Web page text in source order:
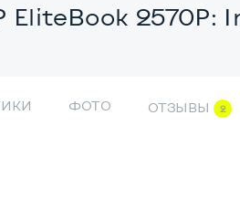
EliteBook
ФОТО ОТЗЫВЫ 2